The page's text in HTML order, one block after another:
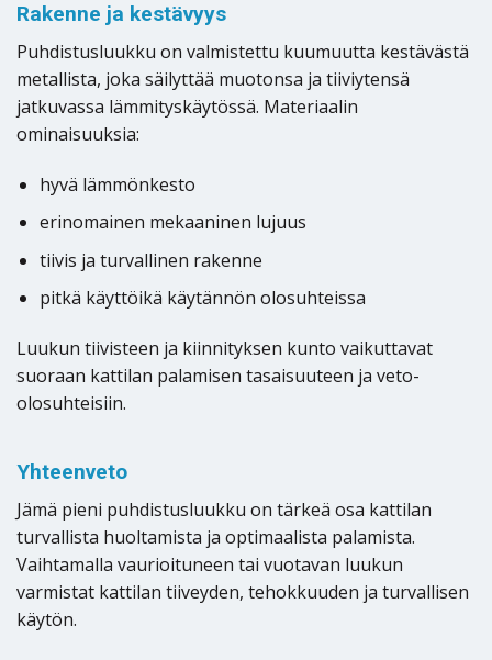
Rakenne ja kestävyys
Puhdistusluukku on valmistettu kuumuutta kestävästä
metallista, joka säilyttää muotonsa ja tiiviytensä
jatkuvassa lämmityskäytössä. Materiaalin
ominaisuuksia:
hyvä lämmönkesto
erinomainen mekaaninen lujuus
tiivis ja turvallinen rakenne
pitkä käyttöikä käytännön olosuhteissa
Luukun tiivisteen ja kiinnityksen kunto vaikuttavat
suoraan kattilan palamisen tasaisuuteen ja veto-
olosuhteisiin.
Yhteenveto
Jämä pieni puhdistusluukku on tärkeä osa kattilan
turvallista huoltamista ja optimaalista palamista.
Vaihtamalla vaurioituneen tai vuotavan luukun
varmistat kattilan tiiveyden, tehokkuuden ja turvallisen
käytön.